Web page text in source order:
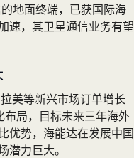
地面终端，已获国际海
速，其卫星通信业务有望
美等新兴市场订单增长
布局，目标未来三年海外
优势，海能达在发展中国
潜力巨大。